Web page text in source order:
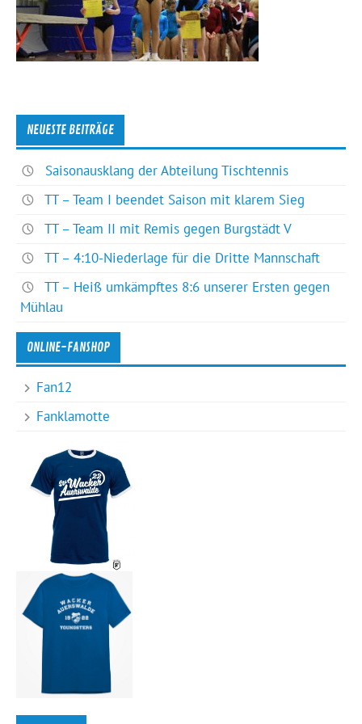
NEUESTE BEITRÄGE
Saisonausklang der Abteilung Tischtennis
TT – Team I beendet Saison mit klarem Sieg
TT – Team II mit Remis gegen Burgstädt V
TT – 4:10-Niederlage für die Dritte Mannschaft
TT – Heiß umkämpftes 8:6 unserer Ersten gegen
Mühlau
ONLINE-FANSHOP
Fan12
Fanklamotte